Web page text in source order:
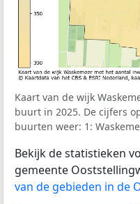
Kaart van de wijk
buurt in 2025. De cijfers
buurten weer: 1:
Bekijk de statistieken
gemeente
van de gebieden in de